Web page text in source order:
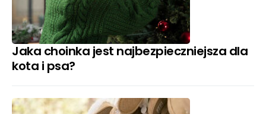
Jaka choinka jest najbezpieczniejsza dla
kota i psa?